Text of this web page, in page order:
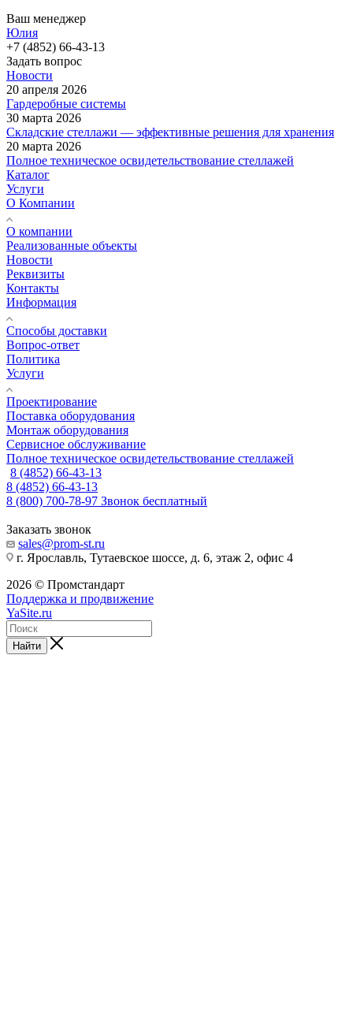
Ваш менеджер
Юлия
+7 (4852) 66-43-13
Задать вопрос
Новости
20 апреля 2026
Гардеробные системы
30 марта 2026
Складские стеллажи — эффективные решения для хранения
20 марта 2026
Полное техническое освидетельствование стеллажей
Каталог
Услуги
О Компании
О компании
Реализованные объекты
Новости
Реквизиты
Контакты
Информация
Способы доставки
Вопрос-ответ
Политика
Услуги
Проектирование
Поставка оборудования
Монтаж оборудования
Сервисное обслуживание
Полное техническое освидетельствование стеллажей
8 (4852) 66-43-13
8 (4852) 66-43-13
8 (800) 700-78-97 Звонок бесплатный
Заказать звонок
sales@prom-st.ru
г. Ярославль, Тутаевское шоссе, д. 6, этаж 2, офис 4
2026 © Промстандарт
Поддержка и продвижение
YaSite.ru
Найти